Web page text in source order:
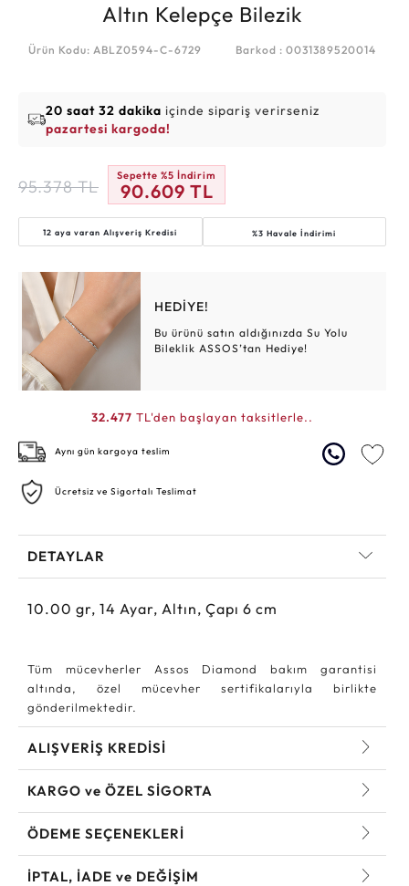
Altın Kelepçe Bilezik
Ürün Kodu: ABLZ0594-C-6729 Barkod : 0031389520014
20 saat 32 dakika içinde sipariş verirseniz
pazartesi kargoda!
95.378 TL
Sepette %5 İndirim
90.609 TL
12 aya varanAlışveriş Kredisi %3 Havale İndirimi
HEDİYE!
Bu ürünü satın aldığınızda Su Yolu
Bileklik ASSOS’tan Hediye!
32.477 TL'den başlayan taksitlerle..
Aynı gün kargoya teslim
Ücretsiz ve Sigortalı Teslimat
DETAYLAR
10.00 gr, 14 Ayar, Altın, Çapı 6 cm
Tüm mücevherler Assos Diamond bakım garantisi
altında, özel mücevher sertifikalarıyla birlikte
gönderilmektedir.
ALIŞVERİŞ KREDİSİ
KARGO ve ÖZEL SİGORTA
ÖDEME SEÇENEKLERİ
İPTAL, İADE ve DEĞİŞİM